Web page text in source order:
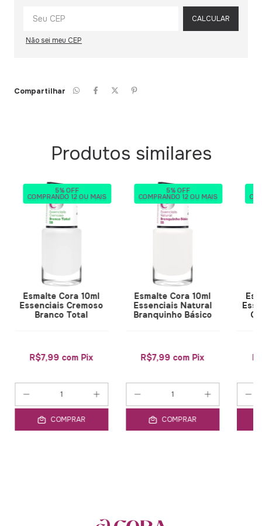
Alterar CEP
CALCULAR
Não sei meu CEP
Compartilhar
Produtos similares
5% OFF
COMPRANDO 12 OU MAIS
Esmalte Cora 10ml
Essenciais Cremoso
Branco Total
R$7,99 com Pix
COMPRAR
5% OFF
COMPRANDO 12 OU MAIS
Esmalte Cora 10ml
Essenciais Natural
Branquinho Básico
R$7,99 com Pix
COMPRAR